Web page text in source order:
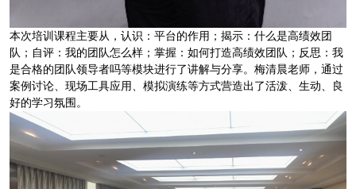
本次培训课程主要从，认识：平台的作用；揭示：什么是高绩效团
队；自评：我的团队怎么样；掌握：如何打造高绩效团队；反思：我
是合格的团队领导者吗等模块进行了讲解与分享。梅清晨老师，通过
案例讨论、现场工具应用、模拟演练等方式营造出了活泼、生动、良
好的学习氛围。